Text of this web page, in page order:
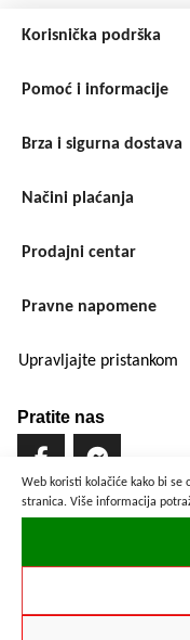
Web koristi kolačiće kako bi se
stranica. Više informacija
Korisnička podrška
Pomoć i informacije
Brza i sigurna dostava
Načini plaćanja
Prodajni centar
Pravne napomene
Upravljajte pristankom
Pratite nas
Brzo i sigurno
Prikazane cijene su
1